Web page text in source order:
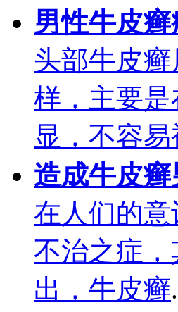
男性牛皮
头部牛皮
样，主要
显，不容易
造成牛皮
在人们的
不治之症
出，牛皮癣